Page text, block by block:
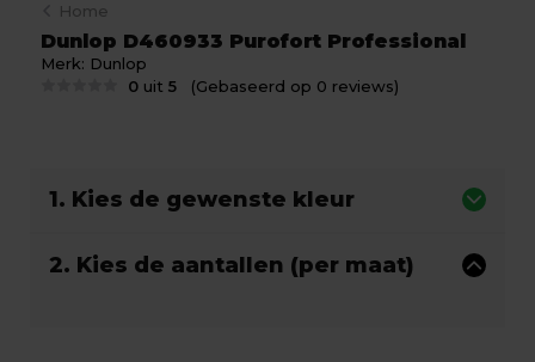
Home
Dunlop D460933 Purofort Professional
Merk: Dunlop
0 uit5 (Gebaseerd op 0 reviews)
1. Kies de gewenste kleur
2. Kies de aantallen (per maat)